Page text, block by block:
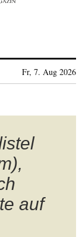
Fr, 7. Aug 2026
auf